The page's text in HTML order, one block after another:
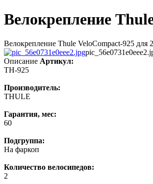
Велокрепление
Велокрепление Thule VeloCompact-925 для
Описание Артикул:
TH-925
Производитель:
THULE
Гарантия, мес:
60
Подгруппа:
На фаркоп
Количество велосипедов:
2